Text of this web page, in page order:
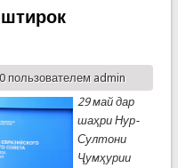
пользователем admin
29 май дар
шаҳри Нур-
Султони
Ҷумҳурии